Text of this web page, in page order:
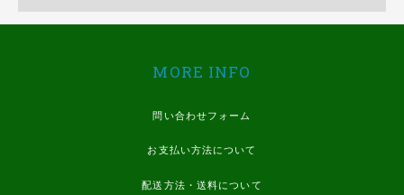
MORE INFO
問い合わせフォーム
お支払い方法について
配送方法・送料について